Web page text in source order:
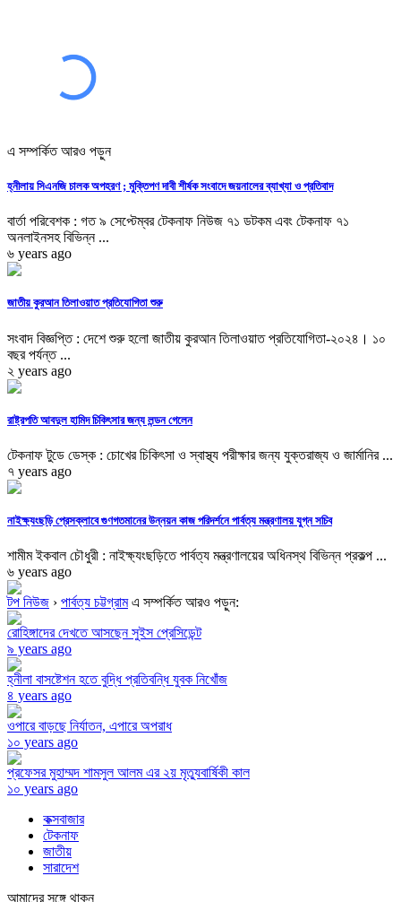
এ সম্পর্কিত আরও পড়ুন
হ্নীলায় সিএনজি চালক অপহরণ ; মুক্তিপণ দাবী শীর্ষক সংবাদে জয়নালের ব্যাখ্যা ও প্রতিবাদ
বার্তা পরিবেশক : গত ৯ সেপ্টেম্বর টেকনাফ নিউজ ৭১ ডটকম এবং টেকনাফ ৭১
অনলাইনসহ বিভিন্ন ...
৬ years ago
জাতীয় কুরআন তিলাওয়াত প্রতিযোগিতা শুরু
সংবাদ বিজ্ঞপ্তি : দেশে শুরু হলো জাতীয় কুরআন তিলাওয়াত প্রতিযোগিতা-২০২৪। ১০
বছর পর্যন্ত ...
২ years ago
রাষ্ট্রপতি আবদুল হামিদ চিকিৎসার জন্য লন্ডন গেলেন
টেকনাফ টুডে ডেস্ক : চোখের চিকিৎসা ও স্বাস্থ্য পরীক্ষার জন্য যুক্তরাজ্য ও জার্মানির ...
৭ years ago
নাইক্ষ্যংছড়ি প্রেসক্লাবে গুণগতমানের উন্নয়ন কাজ পরিদর্শনে পার্বত্য মন্ত্রণালয় যুগ্ন সচিব
শামীম ইকবাল চৌধুরী : নাইক্ষ্যংছড়িতে পার্বত্য মন্ত্রণালয়ের অধিনস্থ বিভিন্ন প্রকল্প ...
৬ years ago
টপ নিউজ › পার্বত্য চট্টগ্রামএ সম্পর্কিত আরও পড়ুন:
রোহিঙ্গাদের দেখতে আসছেন সুইস প্রেসিডেন্ট
৯ years ago
হ্নীলা বাসষ্টেশন হতে বুদ্ধি প্রতিবন্ধি যুবক নিখোঁজ
৪ years ago
ওপারে বাড়ছে নির্যাতন, এপারে অপরাধ
১০ years ago
প্রফেসর মুহাম্মদ শামসুল আলম এর ২য় মৃত্যুবার্ষিকী কাল
১০ years ago
কক্সবাজার
টেকনাফ
জাতীয়
সারাদেশ
আমাদের সঙ্গে থাকুন